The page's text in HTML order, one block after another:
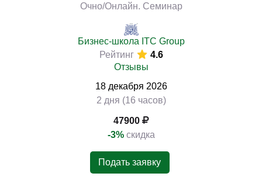
Очно/Онлайн. Семинар
Бизнес-школа ITC Group
Рейтинг
4.6
Отзывы
18 декабря 2026
2 дня (16 часов)
47900
-3% скидка
Подать заявку